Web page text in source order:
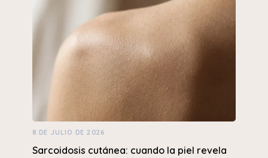
8 DE JULIO DE 2026
Sarcoidosis cutánea: cuando la piel revela